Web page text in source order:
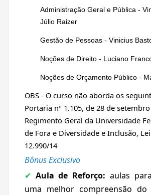
Administração Geral e Pública -
Júlio Raizer
Gestão de Pessoas - Vinicius
Noções de Direito - Luciano
Noções de Orçamento Público -
OBS - O curso não aborda os
Portaria nº 1.105, de 28 de
Regimento Geral da Universidade
de Fora e Diversidade e Inclusão,
12.990/14
Bônus Exclusivo
✔ Aula de Reforço: aulas
uma melhor compreensão